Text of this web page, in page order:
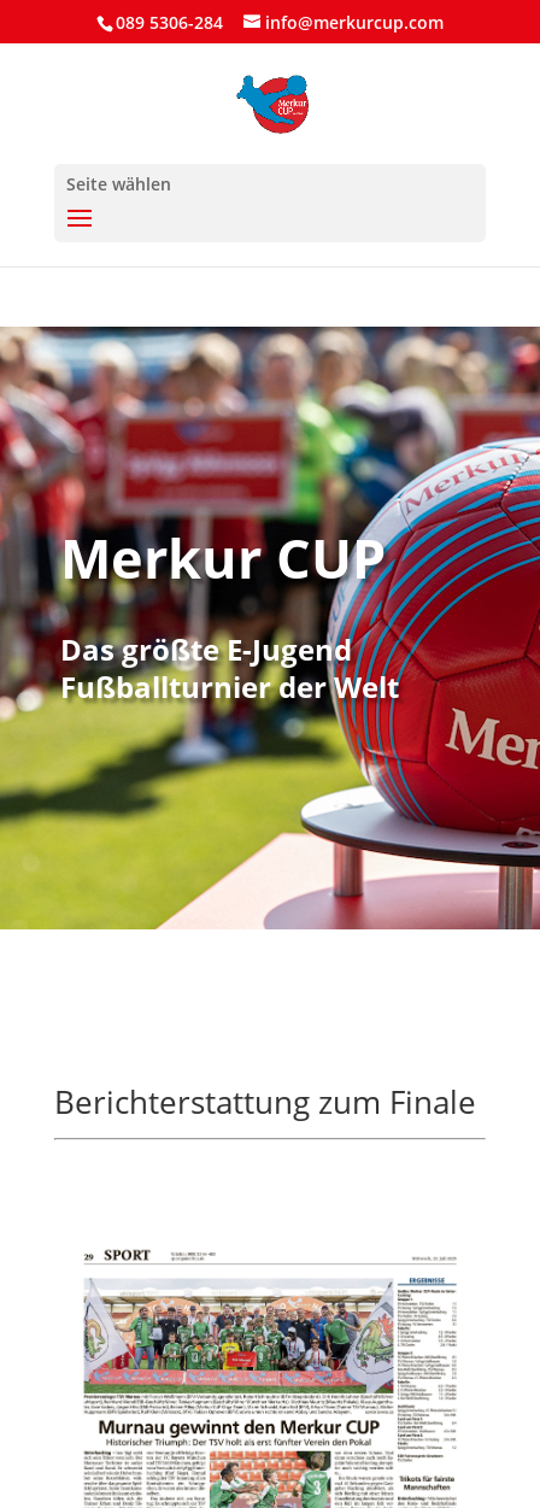
089 5306-284 info@merkurcup.com
Seite wählen
Merkur CUP
Das größte E-Jugend
Fußballturnier der Welt
Berichterstattung zum Finale